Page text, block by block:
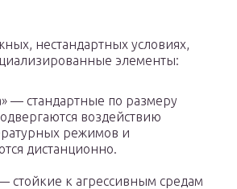
нестандартных условиях,
элементы:
— стандартные по размеру
воздействию
режимов и
дистанционно.
стойкие к агрессивным средам